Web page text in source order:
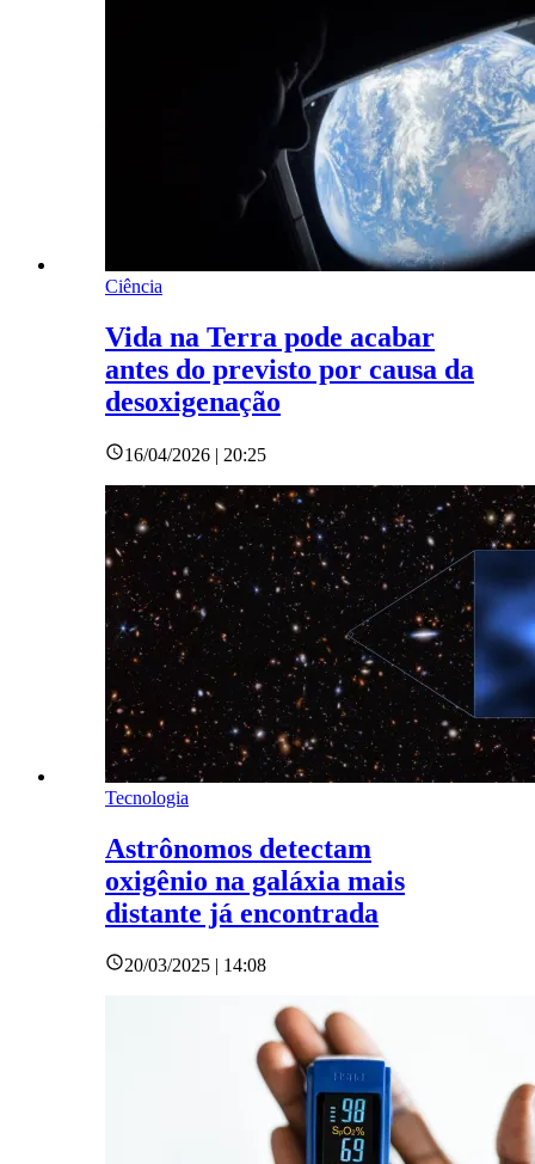
Ciência
Vida na Terra pode acabar
antes do previsto por causa da
desoxigenação
16/04/2026 | 20:25
Tecnologia
Astrônomos detectam
oxigênio na galáxia mais
distante já encontrada
20/03/2025 | 14:08